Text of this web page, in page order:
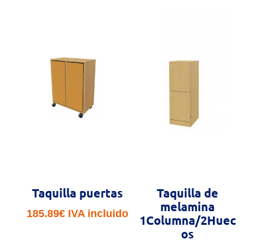
Taquilla puertas
185.89€ IVA incluido
Taquilla de
melamina
1Columna/2Huec
os